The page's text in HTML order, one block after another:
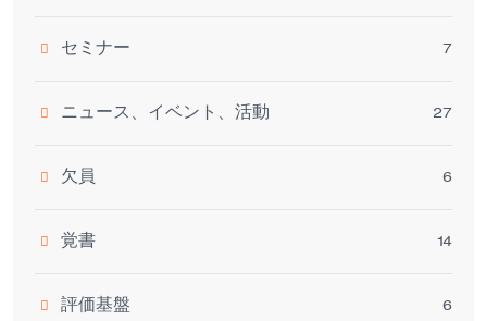
セミナー 7
ニュース、イベント、活動 27
欠員 6
覚書 14
評価基盤 6